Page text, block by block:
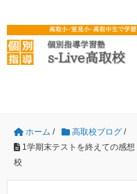
ホーム / 高取校ブログ/
1学期末テストを終えての感
校